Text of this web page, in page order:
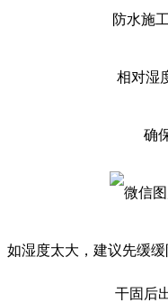
防水施
相对湿
确
如湿度太大，建议先缓
干固后